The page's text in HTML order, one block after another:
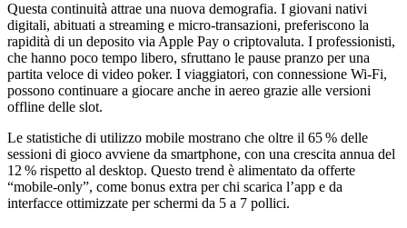
Questa continuità attrae una nuova demografia. I giovani nativi
digitali, abituati a streaming e micro‑transazioni, preferiscono la
rapidità di un deposito via Apple Pay o criptovaluta. I professionisti,
che hanno poco tempo libero, sfruttano le pause pranzo per una
partita veloce di video poker. I viaggiatori, con connessione Wi‑Fi,
possono continuare a giocare anche in aereo grazie alle versioni
offline delle slot.
Le statistiche di utilizzo mobile mostrano che oltre il 65 % delle
sessioni di gioco avviene da smartphone, con una crescita annua del
12 % rispetto al desktop. Questo trend è alimentato da offerte
“mobile‑only”, come bonus extra per chi scarica l’app e da
interfacce ottimizzate per schermi da 5 a 7 pollici.